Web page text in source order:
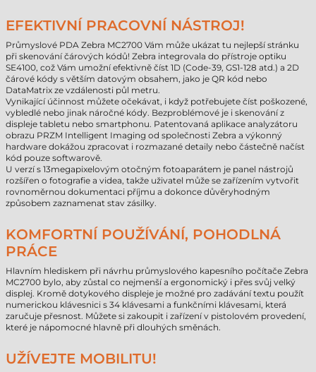
EFEKTIVNÍ PRACOVNÍ NÁSTROJ!
Průmyslové PDA Zebra MC2700 Vám může ukázat tu nejlepší stránku
při skenování čárových kódů! Zebra integrovala do přístroje optiku
SE4100, což Vám umožní efektivně číst 1D (Code-39, GS1-128 atd.) a 2D
čárové kódy s větším datovým obsahem, jako je QR kód nebo
DataMatrix ze vzdálenosti půl metru.
Vynikající účinnost můžete očekávat, i když potřebujete číst poškozené,
vybledlé nebo jinak náročné kódy. Bezproblémové je i skenování z
displeje tabletu nebo smartphonu. Patentovaná aplikace analyzátoru
obrazu PRZM Intelligent Imaging od společnosti Zebra a výkonný
hardware dokážou zpracovat i rozmazané detaily nebo částečně načíst
kód pouze softwarově.
U verzí s 13megapixelovým otočným fotoaparátem je panel nástrojů
rozšířen o fotografie a videa, takže uživatel může se zařízením vytvořit
rovnoměrnou dokumentaci příjmu a dokonce důvěryhodným
způsobem zaznamenat stav zásilky.
KOMFORTNÍ POUŽÍVÁNÍ, POHODLNÁ
PRÁCE
Hlavním hlediskem při návrhu průmyslového kapesního počítače Zebra
MC2700 bylo, aby zůstal co nejmenší a ergonomický i přes svůj velký
displej. Kromě dotykového displeje je možné pro zadávání textu použít
numerickou klávesnici s 34 klávesami a funkčními klávesami, která
zaručuje přesnost. Můžete si zakoupit i zařízení v pistolovém provedení,
které je nápomocné hlavně při dlouhých směnách.
UŽÍVEJTE MOBILITU!